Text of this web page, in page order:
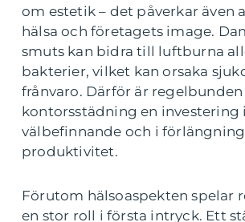
om estetik – det påverkar även
hälsa och företagets image.
smuts kan bidra till luftburna
bakterier, vilket kan orsaka
frånvaro. Därför är regelbunden
kontorsstädning en investering
välbefinnande och i
produktivitet.
Förutom hälsoaspekten spelar
en stor roll i första intryck. Ett